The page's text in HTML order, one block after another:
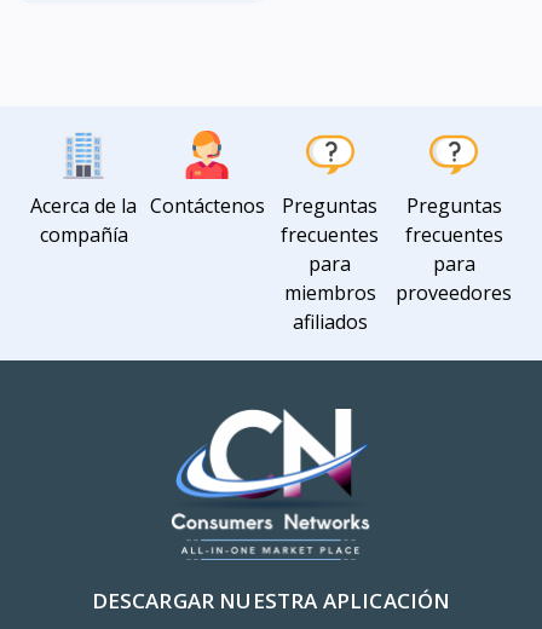
Acerca de la
compañía
Contáctenos
Preguntas
frecuentes
para
miembros
afiliados
Preguntas
frecuentes
para
proveedores
DESCARGAR NUESTRA APLICACIÓN